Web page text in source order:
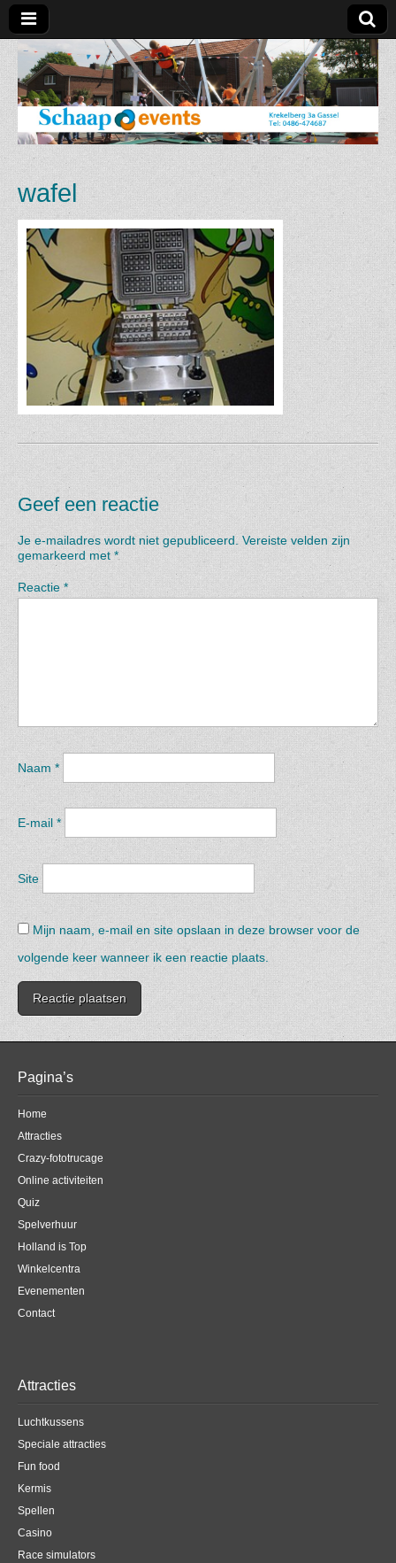
Schaap
Events
wafel
Geef een reactie
Je e-mailadres wordt niet gepubliceerd. Vereiste velden zijn
gemarkeerd met *
Reactie*
Naam*
E-mail *
Site
Mijn naam, e-mail en site opslaan in deze browser voor de
volgende keer wanneer ik een reactie plaats.
Pagina’s
Home
Attracties
Crazy-fototrucage
Online activiteiten
Quiz
Spelverhuur
Holland is Top
Winkelcentra
Evenementen
Contact
Attracties
Luchtkussens
Speciale attracties
Fun food
Kermis
Spellen
Casino
Race simulators